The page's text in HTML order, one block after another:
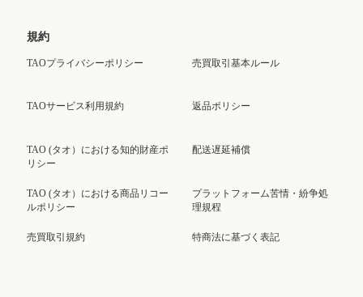
規約
TAOプライバシーポリシー
TAOサービス利用規約
TAO (タオ）における知的財産ポ
リシー
TAO (タオ）における商品リコー
ルポリシー
売買取引規約
売買取引基本ルール
返品ポリシー
配送遅延補償
プラットフォーム苦情・紛争処
理規程
特商法に基づく表記